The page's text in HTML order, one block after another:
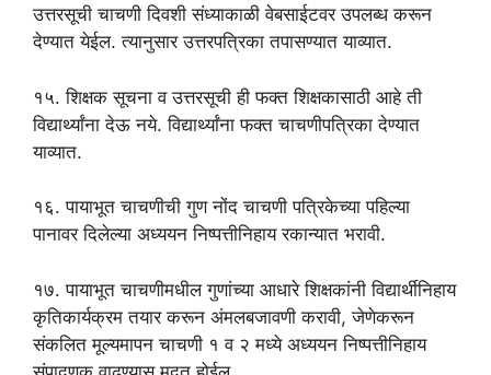
उत्तरसूची चाचणी दिवशी संध्याकाळी वेबसाईटवर उपलब्ध करून
देण्यात येईल. त्यानुसार उत्तरपत्रिका तपासण्यात याव्यात.
१५. शिक्षक सूचना व उत्तरसूची ही फक्त शिक्षकासाठी आहे ती
विद्यार्थ्यांना देऊ नये. विद्यार्थ्यांना फक्त चाचणीपत्रिका देण्यात
याव्यात.
१६. पायाभूत चाचणीची गुण नोंद चाचणी पत्रिकेच्या पहिल्या
पानावर दिलेल्या अध्ययन निष्पत्तीनिहाय रकान्यात भरावी.
१७. पायाभूत चाचणीमधील गुणांच्या आधारे शिक्षकांनी विद्यार्थीनिहाय
कृतिकार्यक्रम तयार करून अंमलबजावणी करावी, जेणेकरून
संकलित मूल्यमापन चाचणी १ व २ मध्ये अध्ययन निष्पत्तीनिहाय